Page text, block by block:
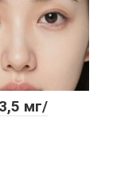
мг/